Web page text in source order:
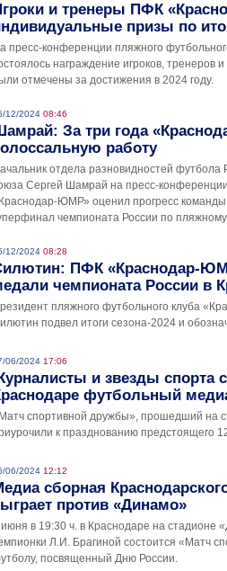
и тренеры ПФК
призы по
пресс-конференции пляжного
награждение игроков, тренеров
отмечены за достижения в 2024 году.
12/2024 08:46
За три года
работу
отдела разновидностей футбола
Сергей Шамрай на пресс-
ЮМР» оценил прогресс
чемпионата России по
12/2024 08:28
ПФК «Краснодар-
чемпионата России в
пляжного футбольного клуба
подвел итоги сезона-2024 и
06/2024 17:06
и звезды спорта
футбольный
спортивной дружбы», прошедший на
к празднованию предстоящего
06/2024 12:12
сборная
против «Динамо»
в 19:30 ч. в Краснодаре на стадионе
Л.И. Брагиной состоится «Матч
посвященный Дню России.